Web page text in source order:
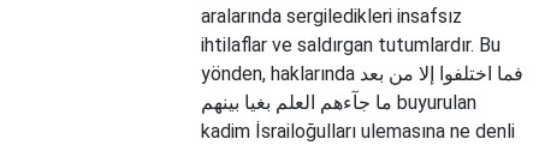
aralarında sergiledikleri insafsız
ihtilaflar ve saldırgan tutumlardır. Bu
yönden, haklarında فما اختلفوا إلا من بعد
ما جآءهم العلم بغيا بينهم buyurulan
kadim İsrailoğulları ulemasına ne denli